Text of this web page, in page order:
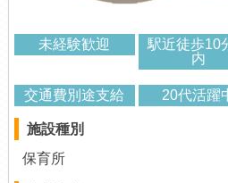
未経験歓迎
駅近徒歩10
内
交通費別途支給
20代活躍
施設種別
保育所